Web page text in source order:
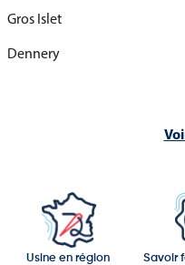
Gros Islet
Dennery
amérindiens, les rivalités
Parmi les sites remarquables
Les Pitons de Sainte-Lucie
l’UNESCO
Usine en région
Savoir